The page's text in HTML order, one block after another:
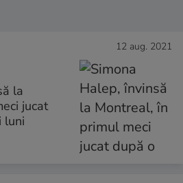
12 aug. 2021
la
jucat
luni